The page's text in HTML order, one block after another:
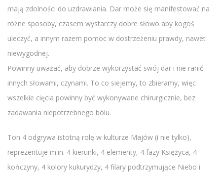
mają zdolności do uzdrawiania. Dar może się manifestować na
różne sposoby, czasem wystarczy dobre słowo aby kogoś
uleczyć, a innym razem pomoc w dostrzeżeniu prawdy, nawet
niewygodnej.
Powinny uważać, aby dobrze wykorzystać swój dar i nie ranić
innych słowami, czynami. To co siejemy, to zbieramy, więc
wszelkie cięcia powinny być wykonywane chirurgicznie, bez
zadawania niepotrzebnego bólu.
Ton 4 odgrywa istotną rolę w kulturze Majów (i nie tylko),
reprezentuje m.in. 4 kierunki, 4 elementy, 4 fazy Księżyca, 4
kończyny, 4 kolory kukurydzy, 4 filary podtrzymujące Niebo i